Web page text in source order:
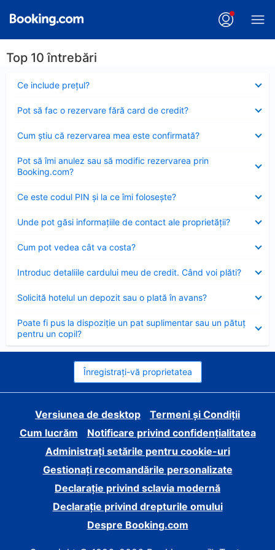
Top 10 întrebări
Ce include preţul?
închis
Pot să fac o rezervare fără card de credit?
închis
Cum ştiu că rezervarea mea este confirmată?
închis
Pot să îmi anulez sau să modific rezervarea prin
Booking.com?
închis
Ce este codul PIN şi la ce îmi foloseşte?
închis
Unde pot găsi informațiile de contact ale proprietății?
închis
Cum pot vedea cât va costa?
închis
Introduc detaliile cardului meu de credit. Când voi plăti?
închis
Solicită hotelul un depozit sau o plată în avans?
închis
Poate fi pus la dispoziție un pat suplimentar sau un pătuț
pentru un copil?
închis
Înregistrați-vă proprietatea
Versiunea de desktop
Termeni și Condiții
Cum lucrăm
Notificare privind confidențialitatea
Administrați setările pentru cookie-uri
Gestionați recomandările personalizate
Declarație privind sclavia modernă
Declarație privind drepturile omului
Despre Booking.com